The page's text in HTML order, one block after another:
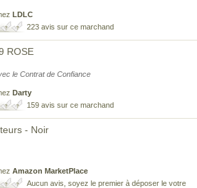
LDLC
223 avis sur ce marchand
ROSE
le Contrat de Confiance
Darty
159 avis sur ce marchand
- Noir
Amazon MarketPlace
Aucun avis, soyez le premier à déposer le votre